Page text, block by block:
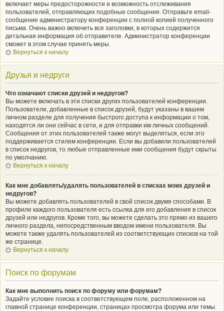
включает меры предосторожности и возможность отслеживания
пользователей, отправляющих подобные сообщения. Отправьте email-
сообщение администратору конференции с полной копией полученного
письма. Очень важно включить все заголовки, в которых содержится
детальная информация об отправителе. Администратор конференции
сможет в этом случае принять меры.
Вернуться к началу
Друзья и недруги
Что означают списки друзей и недругов?
Вы можете включать в эти списки других пользователей конференции.
Пользователи, добавленные в список друзей, будут указаны в вашем
личном разделе для получения быстрого доступа к информации о том,
находятся ли они сейчас в сети, и для отправки им личных сообщений.
Сообщения от этих пользователей также могут выделяться, если это
поддерживается стилем конференции. Если вы добавили пользователей
в список недругов, то любые отправленные ими сообщения будут скрыты
по умолчанию.
Вернуться к началу
Как мне добавлять/удалять пользователей в списках моих друзей и
недругов?
Вы можете добавлять пользователей в свой список двумя способами. В
профиле каждого пользователя есть ссылка для его добавления в список
друзей или недругов. Кроме того, вы можете сделать это прямо из вашего
личного раздела, непосредственным вводом имени пользователя. Вы
можете также удалять пользователей из соответствующих списков на той
же странице.
Вернуться к началу
Поиск по форумам
Как мне выполнить поиск по форуму или форумам?
Задайте условие поиска в соответствующем поле, расположенном на
главной странице конференции, страницах просмотра форума или темы.